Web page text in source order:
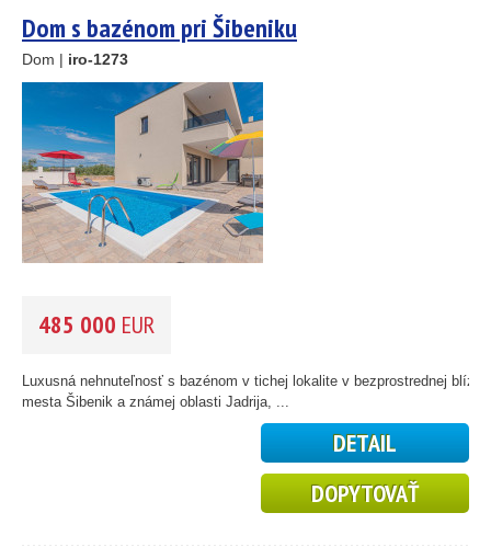
1
46
193
55
5
Stavebný pozemok
OD MORA DO(m)
OBLASŤ(môžete vybrať viacej položiek)
Istria (3)
Kvarner (9)
Južná Dalmácia
CENA(vyberte rozsah)
Dom s bazénom pri Šibeniku
Dom | iro-1273
485 000 EUR
Luxusná nehnuteľnosť s bazénom v tichej lokalite v bezprostrednej
mesta Šibenik a známej oblasti Jadrija, ...
DETAIL
DOPYTOVAŤ